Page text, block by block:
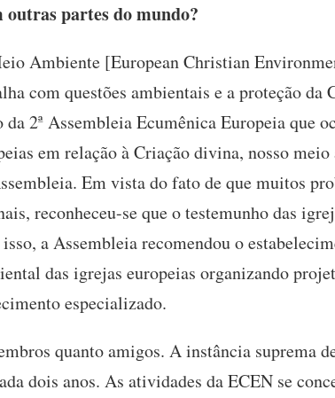
outras partes do mundo?
Ambiente [European Christian
com questões ambientais e a proteção da
2ª Assembleia Ecumênica Europeia que
em relação à Criação divina, nosso
Em vista do fato de que muitos
reconheceu-se que o testemunho das
a Assembleia recomendou o
das igrejas europeias organizando
especializado.
quanto amigos. A instância suprema
dois anos. As atividades da ECEN se